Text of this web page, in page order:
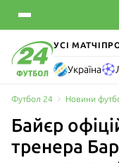
УСІ МАТЧІ
Україна
Футбол 24 Новини
Байєр
тренера